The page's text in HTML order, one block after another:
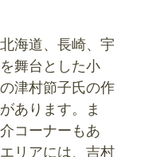
海道、長崎、宇
舞台とした小
津村節子氏の作
あります。ま
コーナーもあ
リアには、吉村